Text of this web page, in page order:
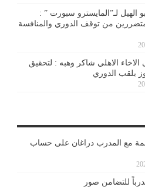
الهيل لـ”المايسترو سبورت ” :
من توقف الدوري والمنافسة
الاهلي شاكر وهبه : لتحقيق
بلقب الدوري
مع المدرب دراغان على حساب
للتضامن صور